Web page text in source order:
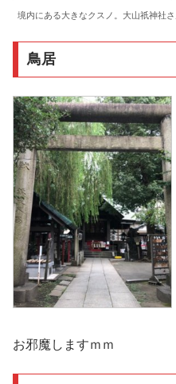
境内にある大きなクスノ。大山祇神社
鳥居
お邪魔しますｍｍ